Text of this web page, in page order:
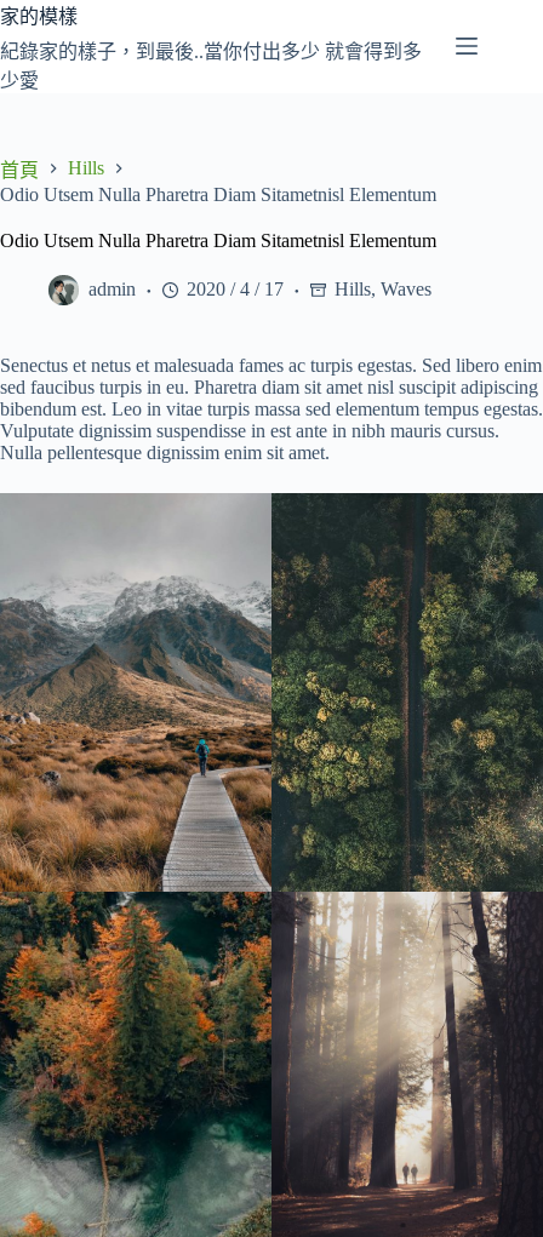
跳
至
主
容
家的模樣
紀錄家的樣子，到最後..當你付出多少 就會得到多
少愛
首頁
Hills
Odio Utsem Nulla Pharetra Diam Sitametnisl Elementum
Odio Utsem Nulla Pharetra Diam Sitametnisl Elementum
admin 2020 / 4 / 17 Hills, Waves
Senectus et netus et malesuada fames ac turpis egestas. Sed libero enim
sed faucibus turpis in eu. Pharetra diam sit amet nisl suscipit adipiscing
bibendum est. Leo in vitae turpis massa sed elementum tempus egestas.
Vulputate dignissim suspendisse in est ante in nibh mauris cursus.
Nulla pellentesque dignissim enim sit amet.